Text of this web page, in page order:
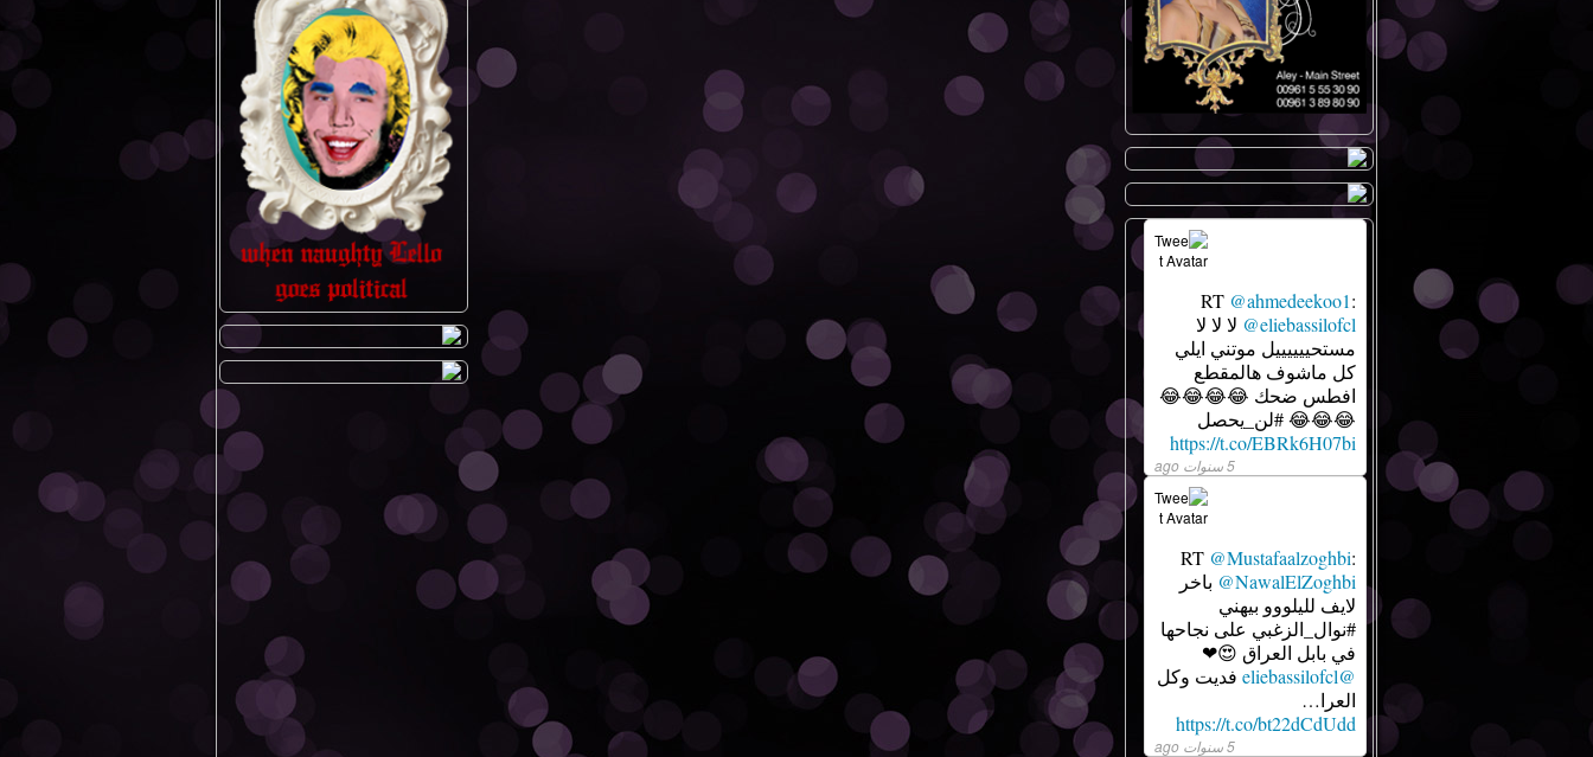
RT @ahmedeekoo1:
@eliebassilofcl لا لا لا
مستحييييييل موتني ايلي
كل ماشوف هالمقطع
افطس ضحك 😂😂😂😂
😂😂😂 #لن_يحصل
https://t.co/EBRk6H07bi
5 سنوات ago
RT @Mustafaalzoghbi:
@NawalElZoghbi باخر
لايف لليلووو بيهني
#نوال_الزغبي على نجاحها
في بابل العراق 😍❤
@eliebassilofcl
فديت وكل
العرا…
https://t.co/bt22dCdUdd
5 سنوات ago